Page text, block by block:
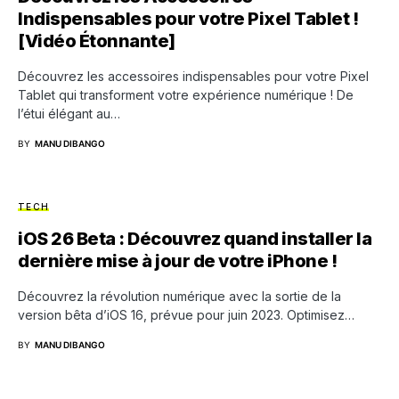
Indispensables pour votre Pixel Tablet !
[Vidéo Étonnante]
Découvrez les accessoires indispensables pour votre Pixel
Tablet qui transforment votre expérience numérique ! De
l’étui élégant au…
BY MANU DIBANGO
TECH
iOS 26 Beta : Découvrez quand installer la
dernière mise à jour de votre iPhone !
Découvrez la révolution numérique avec la sortie de la
version bêta d’iOS 16, prévue pour juin 2023. Optimisez…
BY MANU DIBANGO